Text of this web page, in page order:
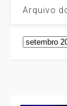
Arquivo